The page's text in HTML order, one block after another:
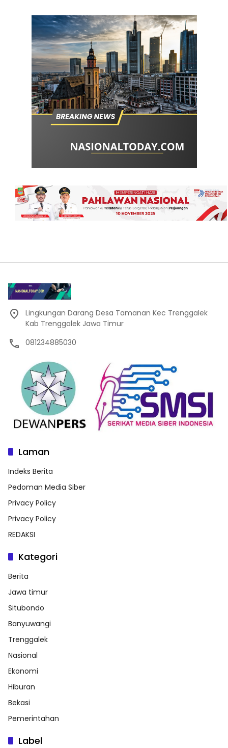
Lingkungan Darang Desa Tamanan Kec Trenggalek
Kab Trenggalek Jawa Timur
081234885030
Laman
Indeks Berita
Pedoman Media Siber
Privacy Policy
Privacy Policy
REDAKSI
Kategori
Berita
Jawa timur
Situbondo
Banyuwangi
Trenggalek
Nasional
Ekonomi
Hiburan
Bekasi
Pemerintahan
Label